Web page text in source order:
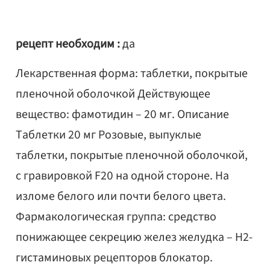
рецепт необходим :да
Лекарственная форма: таблетки, покрытые
пленочной оболочкой Действующее
вещество: фамотидин – 20 мг. Описание
Таблетки 20 мг Розовые, выпуклые
таблетки, покрытые пленочной оболочкой,
с гравировкой F20 на одной стороне. На
изломе белого или почти белого цвета.
Фармакологическая группа: средство
понижающее секрецию желез желудка – Н2-
гистаминовых рецепторов блокатор.